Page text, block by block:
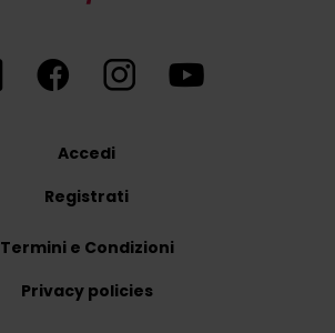
Accedi
Registrati
Termini e Condizioni
Privacy policies